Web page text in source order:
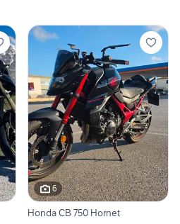
6
Honda CB 750 Hornet